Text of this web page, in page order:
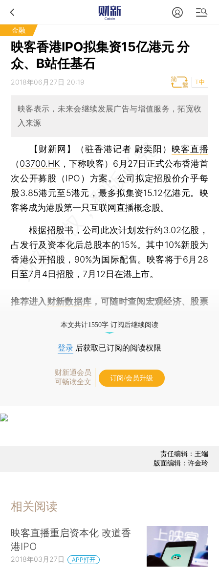
金融
映客香港IPO拟集资15亿港元 分
众、B站任基石
2018年06月27日 20:19 T中
映客表示，未来会继续发展广告与增值服务，拓宽收
入来源
【财新网】（驻香港记者 尉奕阳） 映客直播
（03700.HK ，下称映客）6月27日正式公布香港首
次公开募股（IPO）方案。公司拟定招股价介乎每
股3.85港元至5港元，最多拟集资15.12亿港元。映
客将成为港股第一只互联网直播概念股。
根据招股书，公司此次计划发行约3.02亿股，
占发行及资本化后总股本的15%。其中10%新股为
香港公开招股，90%为国际配售。映客将于6月28
日至7月4日招股，7月12日在港上市。
推荐进入 财新数据库 ，可随时查阅宏观经济、股票
本文共计1550字 订阅后继续阅读
登录 后获取已订阅的阅读权限
财新通会员
可畅读全文
订阅/会员升级
责任编辑：王端
版面编辑：许金玲
相关阅读
映客直播重启资本化 改道香
港IPO
2018年03月27日 APP打开